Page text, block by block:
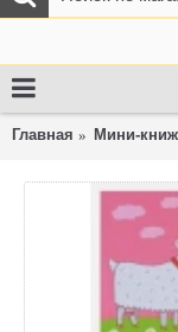
Главная Мини-